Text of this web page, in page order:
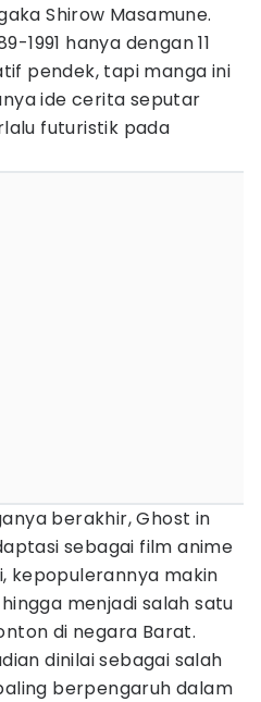
Shirow Masamune.
1991 hanya dengan 11
pendek, tapi manga ini
ide cerita seputar
futuristik pada
berakhir, Ghost in
sebagai film anime
kepopulerannya makin
menjadi salah satu
di negara Barat.
dinilai sebagai salah
berpengaruh dalam